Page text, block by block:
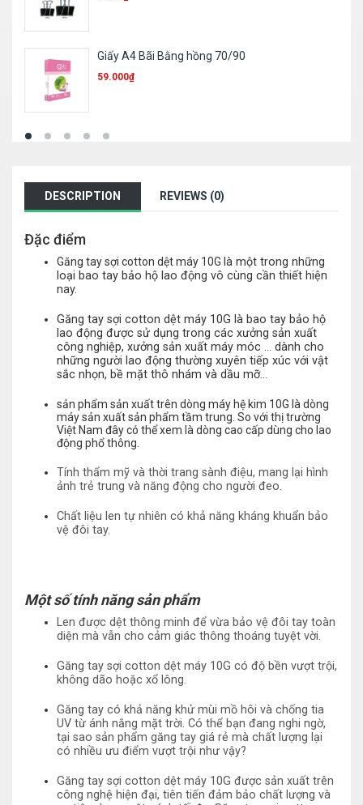
Gọt chì SDI
3.500₫
DESCRIPTION REVIEWS (0)
Đặc điểm
Găng tay sợi cotton dệt máy 10G là một trong những
loại bao tay bảo hộ lao động vô cùng cần thiết hiện
nay.
Găng tay sợi cotton dệt máy 10G là bao tay bảo hộ
lao động được sử dụng trong các xưởng sản xuất
công nghiệp, xưởng sản xuất máy móc … dành cho
những người lao động thường xuyên tiếp xúc với vật
sắc nhọn, bề mặt thô nhám và dầu mỡ…
sản phẩm sản xuất trên dòng máy hệ kim 10G là dòng
máy sản xuất sản phẩm tầm trung. So với thị trường
Việt Nam đây có thể xem là dòng cao cấp dùng cho lao
động phổ thông.
Tính thẩm mỹ và thời trang sành điệu, mang lại hình
ảnh trẻ trung và năng động cho người đeo.
Chất liệu len tự nhiên có khả năng kháng khuẩn bảo
vệ đôi tay.
Một số tính năng sản phẩm
Len được dệt thông minh để vừa bảo vệ đôi tay toàn
diện mà vẫn cho cảm giác thông thoáng tuyệt vời.
Găng tay sợi cotton dệt máy 10G có độ bền vượt trội,
không dão hoặc xổ lông.
Găng tay có khả năng khử mùi mồ hôi và chống tia
UV từ ánh nắng mặt trời. Có thể bạn đang nghi ngờ,
tại sao sản phẩm găng tay giá rẻ mà chất lượng lại
có nhiều ưu điểm vượt trội như vậy?
Găng tay sợi cotton dệt máy 10G được sản xuất trên
công nghệ hiện đại, tiên tiến đảm bảo chất lượng và